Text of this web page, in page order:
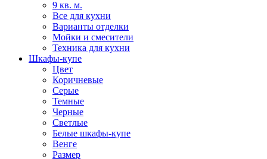
9 кв. м.
Все для кухни
Варианты отделки
Мойки и смесители
Техника для кухни
Шкафы-купе
Цвет
Коричневые
Серые
Темные
Черные
Светлые
Белые шкафы-купе
Венге
Размер